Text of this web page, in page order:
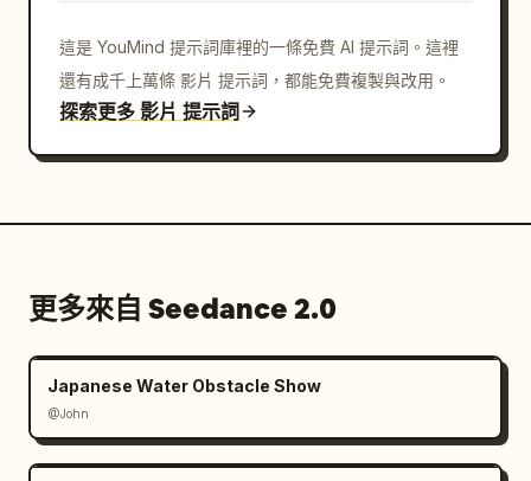
這是 YouMind 提示詞庫裡的一條免費 AI 提示詞。這裡
還有成千上萬條 影片 提示詞，都能免費複製與改用。
探索更多 影片 提示詞
更多來自 Seedance 2.0
Japanese Water Obstacle Show
@John